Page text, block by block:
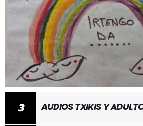
3 AUDIOS TXIKIS Y